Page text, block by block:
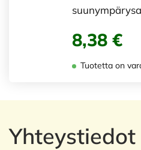
8,38 €
Tuotetta on
Yhteystiedot